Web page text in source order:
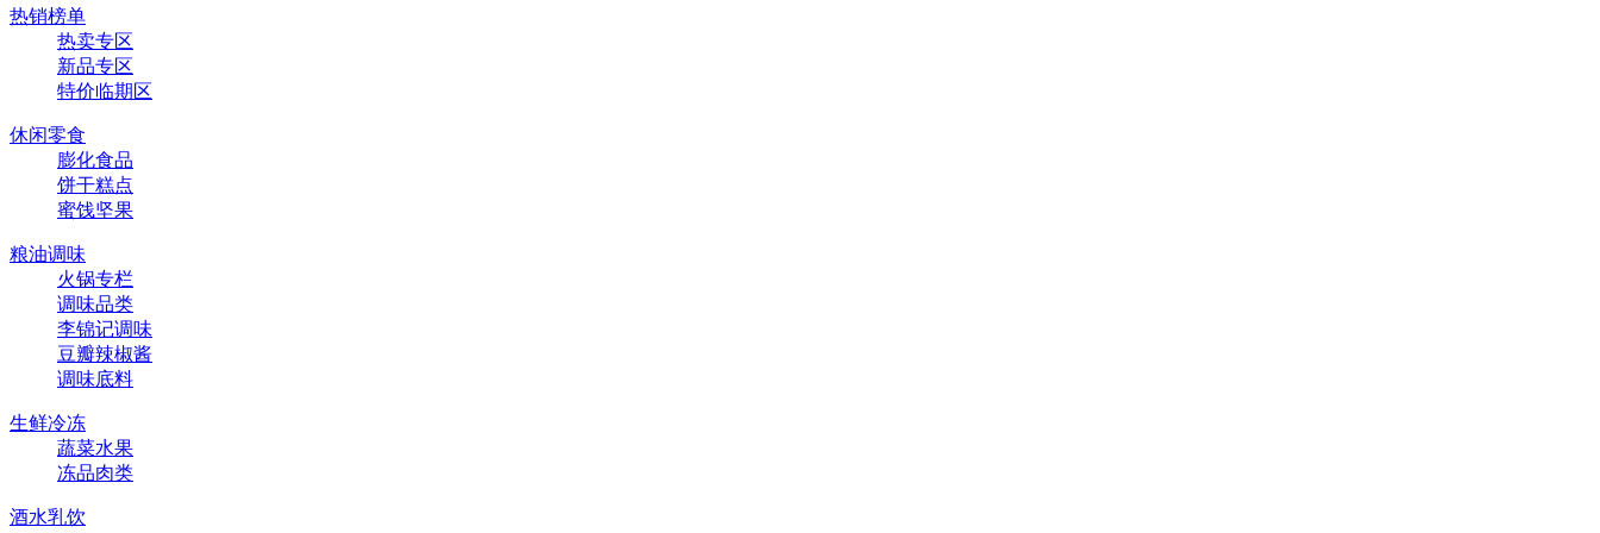
热销榜单
热卖专区
新品专区
特价临期区
休闲零食
膨化食品
饼干糕点
蜜饯坚果
粮油调味
火锅专栏
调味品类
李锦记调味
豆瓣辣椒酱
调味底料
生鲜冷冻
蔬菜水果
冻品肉类
酒水乳饮